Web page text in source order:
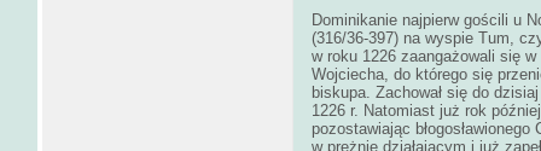
Dominikanie najpierw gościli u
(316/36-397) na wyspie Tum,
w roku 1226 zaangażowali się
Wojciecha, do którego się
biskupa. Zachował się do
1226 r. Natomiast już rok
pozostawiając
w prężnie działającym i już